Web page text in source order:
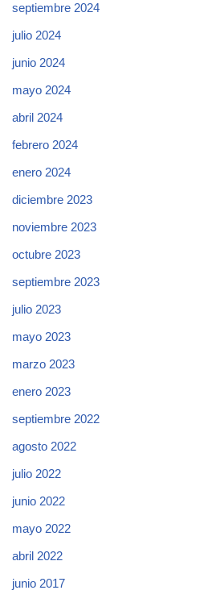
septiembre 2024
julio 2024
junio 2024
mayo 2024
abril 2024
febrero 2024
enero 2024
diciembre 2023
noviembre 2023
octubre 2023
septiembre 2023
julio 2023
mayo 2023
marzo 2023
enero 2023
septiembre 2022
agosto 2022
julio 2022
junio 2022
mayo 2022
abril 2022
junio 2017